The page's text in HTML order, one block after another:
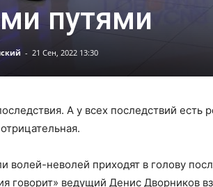
путями
- 21 Сен, 2022 13:30
А у всех последствий есть
волей-неволей приходят в голову
говорит» ведущий Денис Дворников